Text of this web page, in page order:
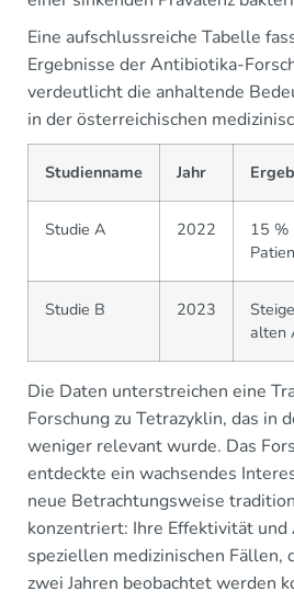
Eine aufschlussreiche Tabelle
Ergebnisse der Antibiotika-
verdeutlicht die anhaltende
in der österreichischen
Studienname Jahr
Studie A 2022
15 %
Studie B 2023
alten
Die Daten unterstreichen eine
Forschung zu Tetrazyklin, das in
weniger relevant wurde. Das
entdeckte ein wachsendes
neue Betrachtungsweise
konzentriert: Ihre Effektivität
speziellen medizinischen Fällen,
zwei Jahren beobachtet werden